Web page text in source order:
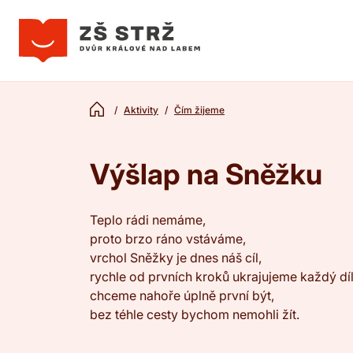
Aktivity Čím žijeme
Výšlap na Sněžku
Teplo rádi nemáme,
proto brzo ráno vstáváme,
vrchol Sněžky je dnes náš cíl,
rychle od prvních kroků ukrajujeme každý
chceme nahoře úplně první být,
bez téhle cesty bychom nemohli žít.